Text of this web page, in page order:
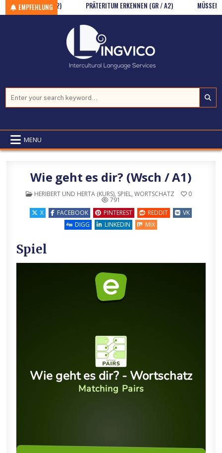
Skip to content
EMPFEHLUNG
WSCH / AB B2) PRÄTERITUM ERKENNEN (GR / A2) MÜSSEN
MENU
Wie geht es dir? (Wsch / A1)
POSTED IN
HERIBERT UND HERTA (KURS), SPIEL, WORTSCHATZ 0
791
X
FACEBOOK PINTEREST REDDIT
VK
DIGG
LINKEDIN MIX
Spiel